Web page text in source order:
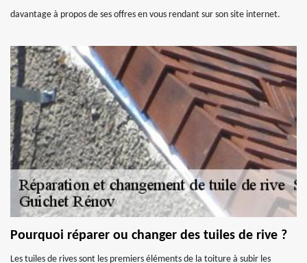
davantage à propos de ses offres en vous rendant sur son site internet.
Pourquoi réparer ou changer des tuiles de rive ?
Les tuiles de rives sont les premiers éléments de la toiture à subir les